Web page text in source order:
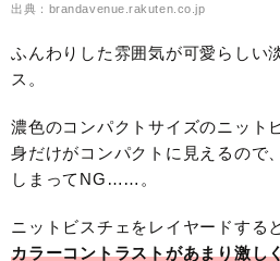
出典：brandavenue.rakuten.co.jp
ふんわりした雰囲気が可愛らしい
ス。
濃色のコンパクトサイズのニット
身だけがコンパクトに見えるので
しまってNG……。
ニットビスチェをレイヤードする
カラーコントラストがあまり激し